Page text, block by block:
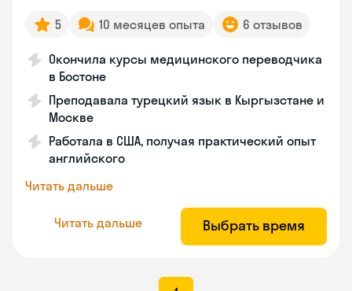
5 10 месяцев опыта 6 отзывов
Окончила курсы медицинского переводчика
в Бостоне
Преподавала турецкий язык в Кыргызстане и
Москве
Работала в США, получая практический опыт
английского
Читать дальше
Читать дальше Выбрать время